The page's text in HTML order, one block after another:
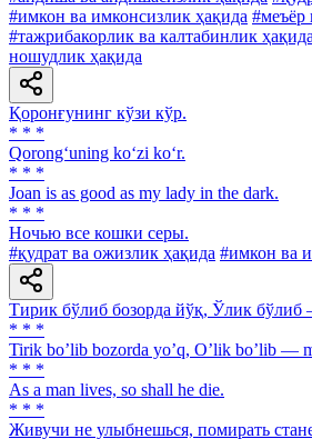
#имкон ва имконсизлик ҳақида #меъёр
#тажрибакорлик ва калтабинлик ҳақида
ношудлик ҳақида
Қоронғунинг кўзи кўр.
* * *
Qorong‘uning ko‘zi ko‘r.
* * *
Joan is as good as my lady in the dark.
* * *
Ночью все кошки серы.
#қудрат ва ожизлик ҳақида #имкон ва
Тирик бўлиб бозорда йўқ, Ўлик бўлиб
* * *
Tirik boʼlib bozorda yoʼq, Oʼlik boʼlib —
* * *
As a man lives, so shall he die.
* * *
Живучи не улыбнешься, помирать